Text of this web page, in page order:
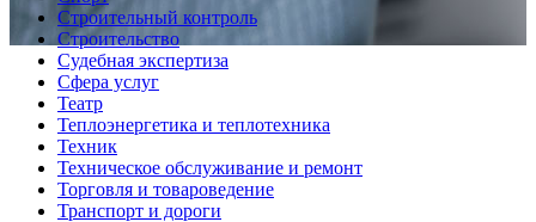
Строительный контроль
Строительство
Судебная экспертиза
Сфера услуг
Театр
Теплоэнергетика и теплотехника
Техник
Техническое обслуживание и ремонт
Торговля и товароведение
Транспорт и дороги